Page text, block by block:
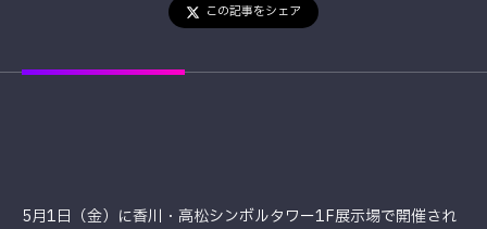
この記事をシェア
5月1日（金）に香川・高松シンボルタワー1F展示場で開催され